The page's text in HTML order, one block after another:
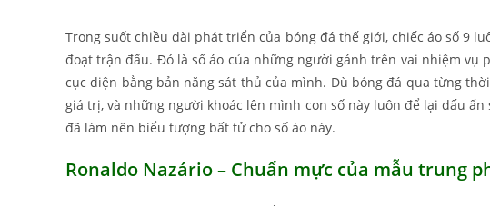
Trong suốt chiều dài phát triển của bóng đá thế giới, chiếc áo số 9
đoạt trận đấu. Đó là số áo của những người gánh trên vai nhiệm vụ
cục diện bằng bản năng sát thủ của mình. Dù bóng đá qua từng
giá trị, và những người khoác lên mình con số này luôn để lại dấu
đã làm nên biểu tượng bất tử cho số áo này.
Ronaldo Nazário – Chuẩn mực của mẫu trung